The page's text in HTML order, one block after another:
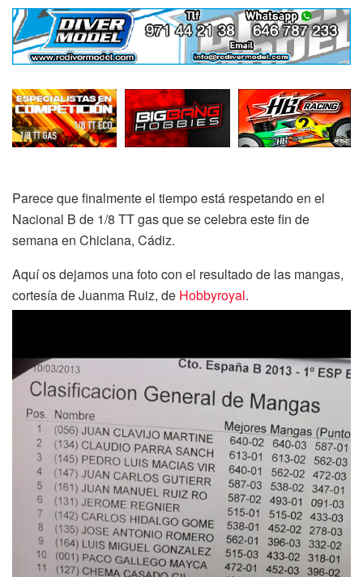
Parece que finalmente el tiempo está respetando en el
Nacional B de 1/8 TT gas que se celebra este fin de
semana en Chiclana, Cádiz.
Aquí os dejamos una foto con el resultado de las mangas,
cortesía de Juanma Ruiz, de Hobbyroyal.